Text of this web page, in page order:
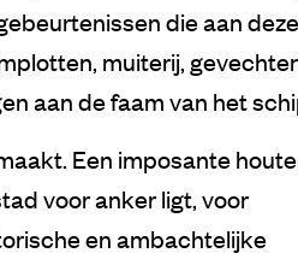
die aan deze
muiterij,
aan de faam van het
Een imposante
voor anker ligt, voor
en ambachtelijke